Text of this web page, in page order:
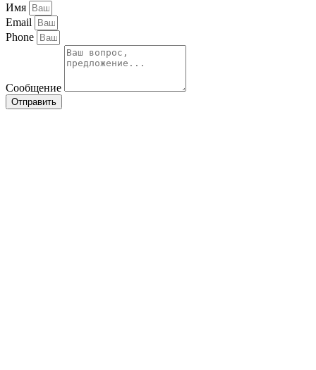
Имя
Email
Phone
Сообщение
Отправить